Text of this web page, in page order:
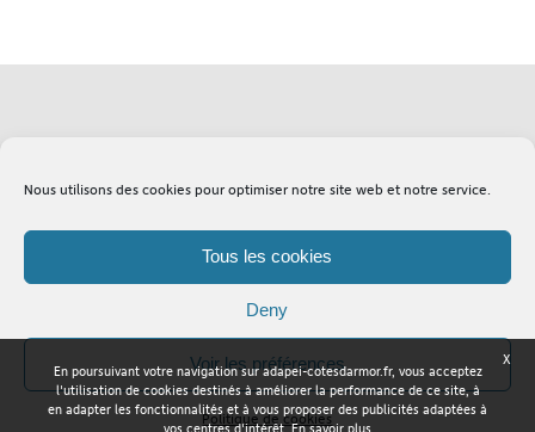
Nous utilisons des cookies pour optimiser notre site web et notre service.
Tous les cookies
Deny
Voir les préférences
Politique de cookies
Lexique
Adapei Nouelles Côtes d'Armor © Tous droits réservés
X
En poursuivant votre navigation sur adapei-cotesdarmor.fr, vous acceptez
l'utilisation de cookies destinés à améliorer la performance de ce site, à
en adapter les fonctionnalités et à vous proposer des publicités adaptées à